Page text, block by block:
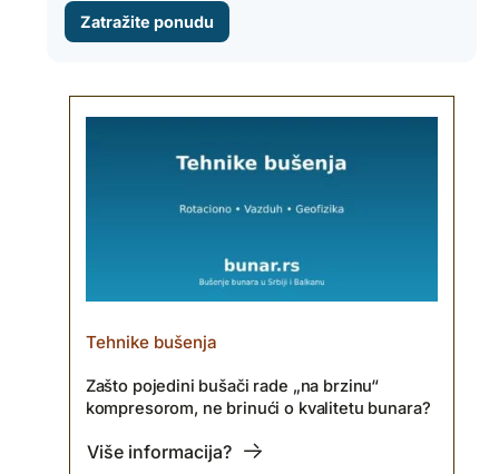
Zatražite ponudu
Tehnike bušenja
Zašto pojedini bušači rade „na brzinu“
kompresorom, ne brinući o kvalitetu bunara?
Više informacija?